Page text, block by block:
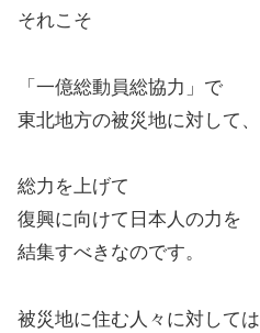
それこそ
「一億総動員総協力」で
東北地方の被災地に対して、
総力を上げて
復興に向けて日本人の力を
結集すべきなのです。
被災地に住む人々に対しては